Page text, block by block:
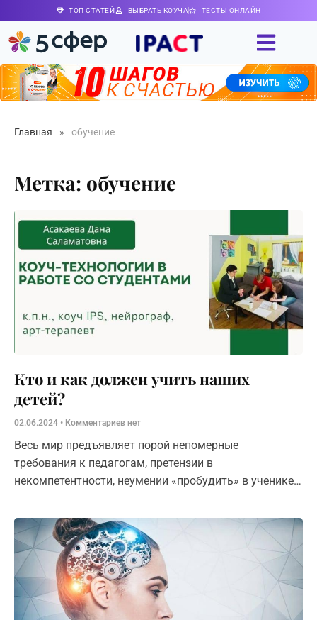
ТОП СТАТЕЙ ВЫБРАТЬ КОУЧА ТЕСТЫ ОНЛАЙН
Главная » обучение
Метка: обучение
Кто и как должен учить наших
детей?
02.06.2024 Комментариев нет
Весь мир предъявляет порой непомерные
требования к педагогам, претензии в
некомпетентности, неумении «пробудить» в ученике
успешна и счастлива.